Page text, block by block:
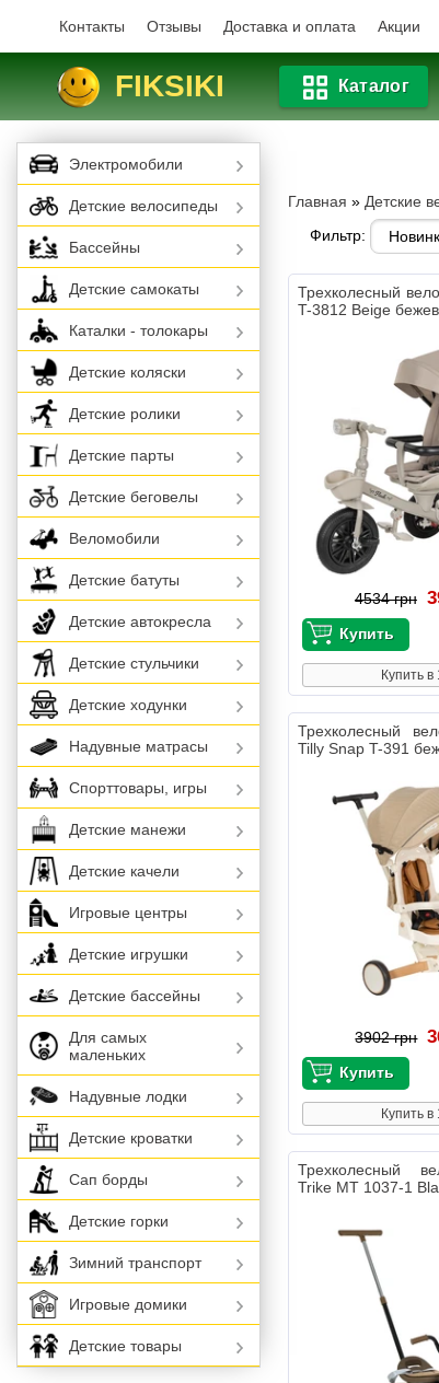
Контакты Отзывы Доставка и оплата Акции
FIKSIKI Каталог
Главная » Детские
Фильтр:
Трехколесный
T-3812 Beige
4534 грн
Купить в
Трехколесный
Tilly Snap T-391
3902 грн
Купить в
Трехколесный
Trike MT 1037-1
Электромобили
Детские велосипеды
Бассейны
Детские самокаты
Каталки - толокары
Детские коляски
Детские ролики
Детские парты
Детские беговелы
Веломобили
Детские батуты
Детские автокресла
Детские стульчики
Детские ходунки
Надувные матрасы
Спорттовары, игры
Детские манежи
Детские качели
Игровые центры
Детские игрушки
Детские бассейны
Для самых
маленьких
Надувные лодки
Детские кроватки
Сап борды
Детские горки
Зимний транспорт
Игровые домики
Детские товары